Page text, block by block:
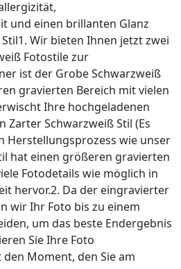
und einen brillanten Glanz
Wir bieten Ihnen jetzt zwei
Fotostile zur
ist der Grobe Schwarzweiß
gravierten Bereich mit vielen
Ihre hochgeladenen
Zarter Schwarzweiß Stil (Es
Herstellungsprozess wie unser
hat einen größeren gravierten
Fotodetails wie möglich in
hervor.2. Da der eingravierter
wir Ihr Foto bis zu einem
um das beste Endergebnis
Sie Ihre Foto
Moment, den Sie am